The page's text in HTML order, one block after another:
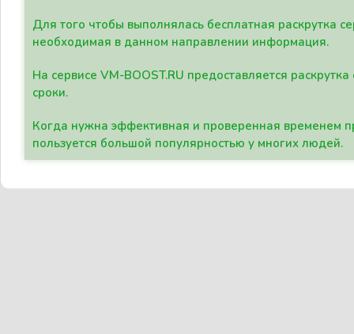
Для того чтобы выполнялась бесплатная раскрутка
необходимая в данном направлении информация.
На сервисе VM-BOOST.RU предоставляется
сроки.
Когда нужна эффективная и проверенная временем
пользуется большой популярностью у многих людей.